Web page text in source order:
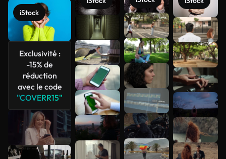
iStock
Exclusivité :
-15% de
réduction
avec le code
"COVERR15"
Voir plus